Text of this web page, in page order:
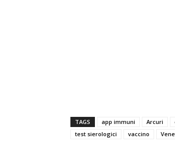
TAGS app immuni Arcuri
test sierologici
vaccino